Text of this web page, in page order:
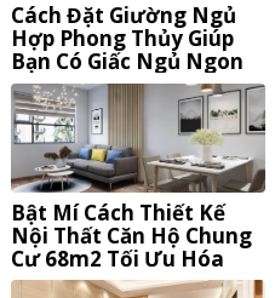
Cách Đặt Giường Ngủ
Hợp Phong Thủy Giúp
Bạn Có Giấc Ngủ Ngon
Và Thu Hút Tài Lộc
Bật Mí Cách Thiết Kế
Nội Thất Căn Hộ Chung
Cư 68m2 Tối Ưu Hóa
Không Gian Sống